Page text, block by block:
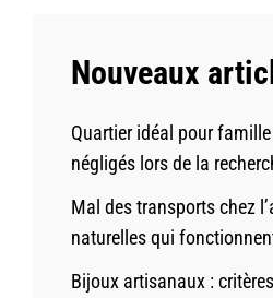
Nouveaux
Quartier idéal pour
négligés lors de la
Mal des transports chez
naturelles qui
Bijoux artisanaux :